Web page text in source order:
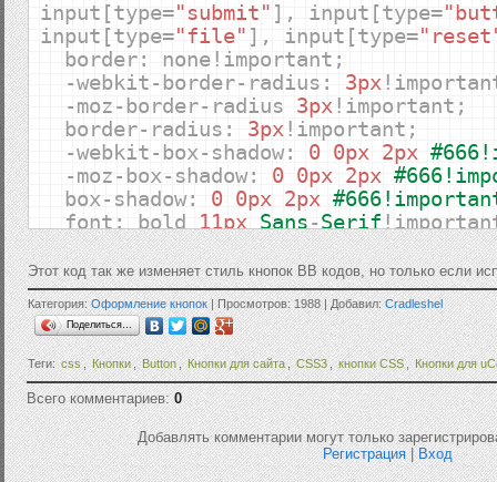
input [type="submit" ], input [type=
input [type="file" ], input [type=
border: none! important ;
-webkit- border- radius : 3px !
-moz- border- radius 3px ! important ;
border- radius : 3px ! important ;
-webkit- box- shadow: 0 0px 2px
-moz- box- shadow: 0 0px 2px
box- shadow: 0 0px 2px
font : bold 11px Sans-Serif !
padding:4px 8px!important;
margin:2px!important;
white-space:nowrap!important;
vertical-align:middle!important;
color: #444!important;
cursor:pointer;
background-image: -webkit-gradient(
left bottom, from(#eee),
background-image: -webkit-linear-
#e1e1e1)!important;
Этот код так же изменяет стиль кнопок BB кодов, но только если
Категория:Оформление кнопок| Просмотров: 1988 | Добавил:Cradleshel
Поделиться…
Теги:css , Кнопки ,Button,Кнопки для сайта,CSS3,кнопки CSS,Кнопки для
Всего комментариев:0
Добавлять комментарии могут только
Регистрация|Вход